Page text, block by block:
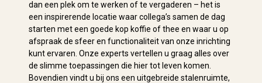
dan een plek om te werken of te vergaderen – het is
een inspirerende locatie waar collega’s samen de dag
starten met een goede kop koffie of thee en waar u op
afspraak de sfeer en functionaliteit van onze inrichting
kunt ervaren. Onze experts vertellen u graag alles over
de slimme toepassingen die hier tot leven komen.
Bovendien vindt u bij ons een uitgebreide stalenruimte,